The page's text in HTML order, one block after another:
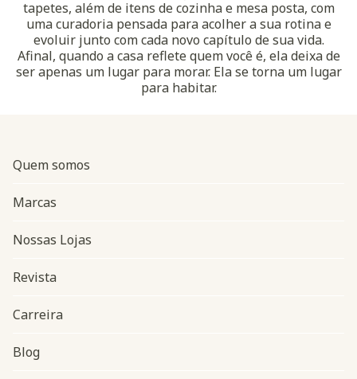
tapetes, além de itens de cozinha e mesa posta, com
uma curadoria pensada para acolher a sua rotina e
evoluir junto com cada novo capítulo de sua vida.
Afinal, quando a casa reflete quem você é, ela deixa de
ser apenas um lugar para morar. Ela se torna um lugar
para habitar.
Navegação do rodapé
Quem somos
Marcas
Nossas Lojas
Revista
Carreira
Blog